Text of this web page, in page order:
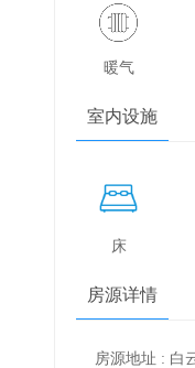
暖气
室内设施
床
房源详情
房源地址 : 白